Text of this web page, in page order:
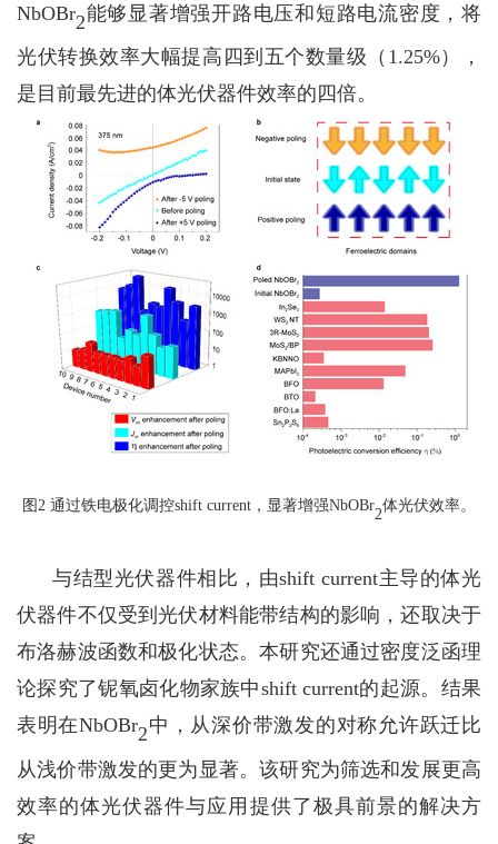
NbOBr2能够显著增强开路电压和短路电流密度，将
光伏转换效率大幅提高四到五个数量级（1.25%），
是目前最先进的体光伏器件效率的四倍。
图2 通过铁电极化调控shift current ，显著增强NbOBr
2
体光伏效率。
与结型光伏器件相比，由shift current主导的体光
伏器件不仅受到光伏材料能带结构的影响，还取决于
布洛赫波函数和极化状态。本研究还通过密度泛函理
论探究了铌氧卤化物家族中shift current的起源。结果
表明在NbOBr2中，从深价带激发的对称允许跃迁比
从浅价带激发的更为显著。该研究为筛选和发展更高
效率的体光伏器件与应用 提供了极具前景的解决方